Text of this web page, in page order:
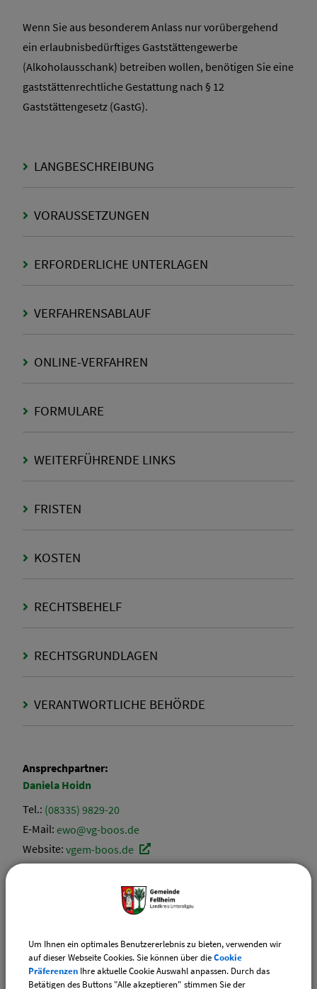
Wenn Sie aus besonderem Anlass nur vorübergehend
ein erlaubnisbedürftiges Gaststättengewerbe
(Alkoholausschank) betreiben wollen, benötigen Sie eine
gaststättenrechtliche Gestattung nach § 12
Gaststättengesetz (GastG).
LANGBESCHREIBUNG
VORAUSSETZUNGEN
ERFORDERLICHE UNTERLAGEN
VERFAHRENSABLAUF
ONLINE-VERFAHREN
FORMULARE
WEITERFÜHRENDE LINKS
FRISTEN
KOSTEN
RECHTSBEHELF
RECHTSGRUNDLAGEN
VERANTWORTLICHE BEHÖRDE
Ansprechpartner:
Daniela Hoidn
Tel.: (08335) 9829-20
E-Mail: ewo@vg-boos.de
Website: vgem-boos.de
E-Mail:ewo@vg-boos.de
Website:vgem-boos.de
Um Ihnen ein optimales Benutzererlebnis zu bieten, verwenden wir
auf dieser Webseite Cookies. Sie können über dieCookie
Präferenzen Ihre aktuelle Cookie Auswahl anpassen. Durch das
Betätigen des Buttons "Alle akzeptieren" stimmen Sie der